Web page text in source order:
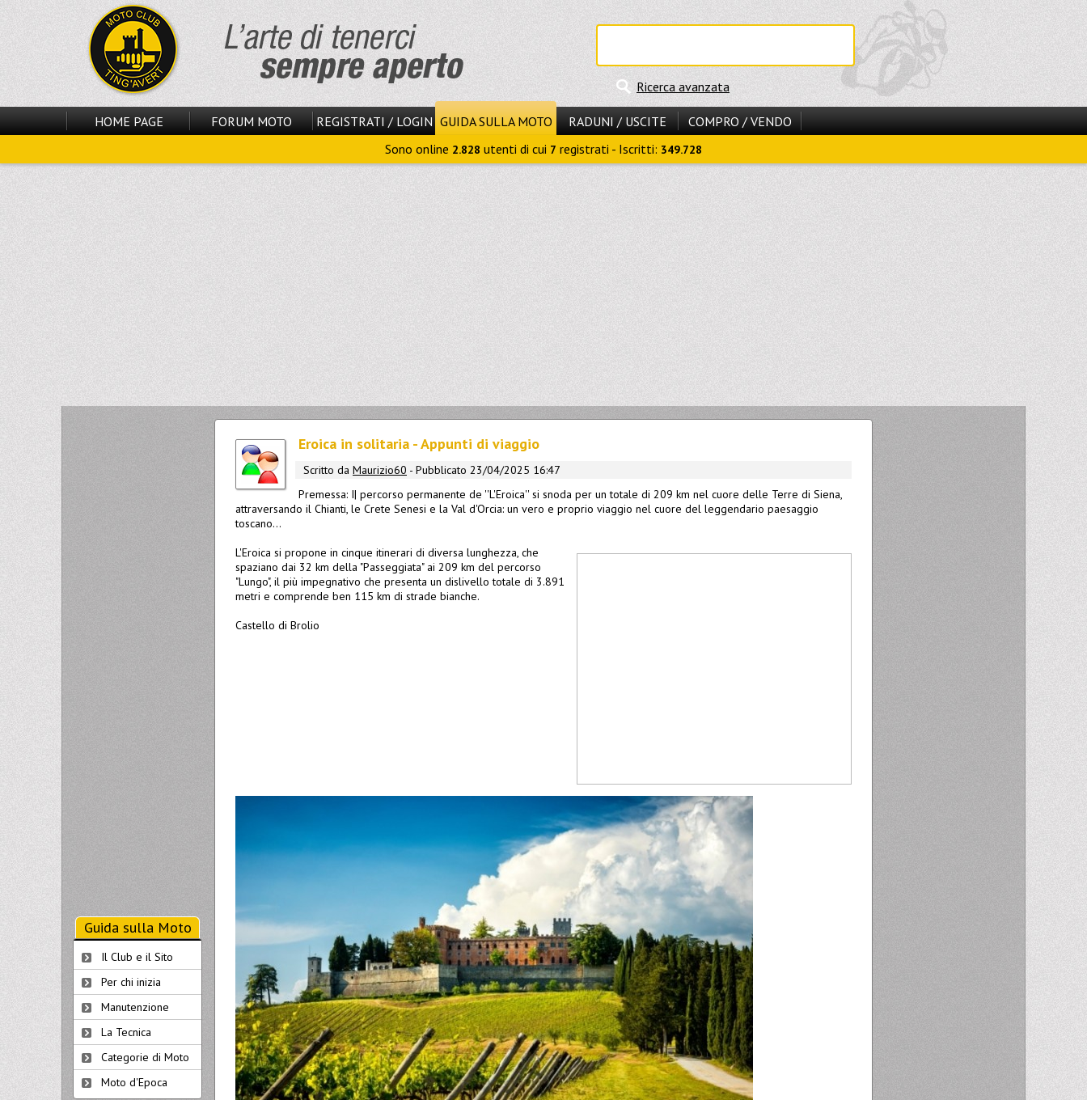
Ricerca avanzata
HOME PAGE FORUM MOTO REGISTRATI / LOGIN GUIDA SULLA MOTO RADUNI / USCITE
COMPRO / VENDO
Sono online 2.828 utenti di cui 7 registrati - Iscritti: 349.728
Eroica in solitaria - Appunti di viaggio
Scritto da Maurizio60 - Pubblicato 23/04/2025 16:47
Premessa: I| percorso permanente de ''L'Eroica'' si snoda per un totale di 209 km nel cuore delle Terre di Siena,
attraversando il Chianti, le Crete Senesi e la Val d'Orcia: un vero e proprio viaggio nel cuore del leggendario paesaggio
toscano...
L'Eroica si propone in cinque itinerari di diversa lunghezza, che
spaziano dai 32 km della "Passeggiata" ai 209 km del percorso
"Lungo", il più impegnativo che presenta un dislivello totale di 3.891
metri e comprende ben 115 km di strade bianche.
Castello di Brolio
Guida sulla Moto
Il Club e il Sito
Per chi inizia
Manutenzione
La Tecnica
Categorie di Moto
Moto d'Epoca